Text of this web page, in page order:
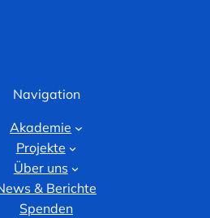
Navigation
Akademie
Projekte
Über uns
& Berichte
Spenden